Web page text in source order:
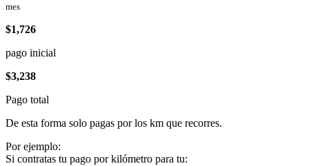
mes
$1,726
pago inicial
$3,238
Pago total
De esta forma solo pagas por los km que recorres.
Por ejemplo:
Si contratas tu pago por kilómetro para tu: